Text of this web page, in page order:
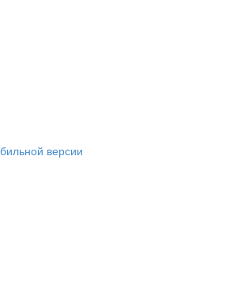
версии